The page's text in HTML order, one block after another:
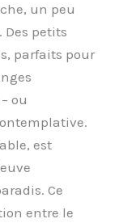
un peu
petits
parfaits pour
ou
est
Ce
entre le